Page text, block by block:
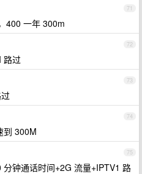
71
400 一年 300m
72
路过
73
74
到 300M
75
分钟通话时间+2G 流量+IPTV1 路